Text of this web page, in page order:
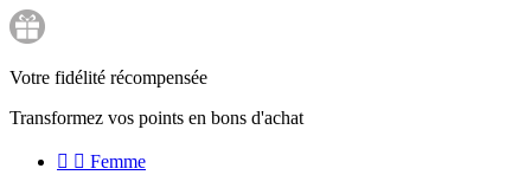
Votre fidélité récompensée
Transformez vos points en bons d'achat
  Femme